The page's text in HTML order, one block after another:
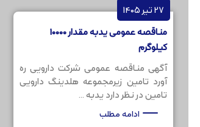
27 تیر 1405
مناقصه عمومی یدبه مقدار 10000
کیلوگرم
آگهی مناقصه عمومی شرکت دارویی ره
آورد تامین زیرمجموعه هلدینگ دارویی
تامین در نظر دارد یدبه ...
ادامه مطلب